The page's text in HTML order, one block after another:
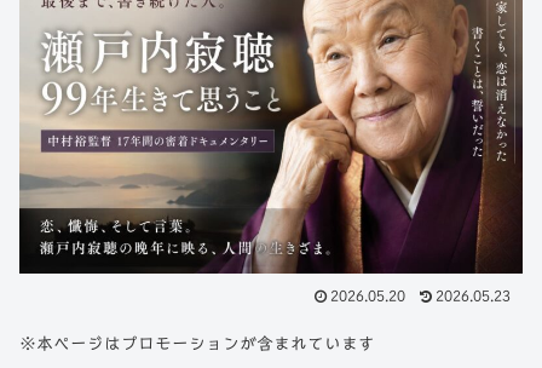
2026.05.20 2026.05.23
※本ページはプロモーションが含まれています